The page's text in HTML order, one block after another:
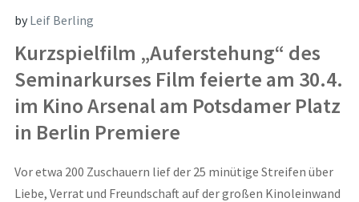
byLeif Berling
Kurzspielfilm „Auferstehung“ des
Seminarkurses Film feierte am 30.4.
im Kino Arsenal am Potsdamer Platz
in Berlin Premiere
Vor etwa 200 Zuschauern lief der 25 minütige Streifen über
Liebe, Verrat und Freundschaft auf der großen Kinoleinwand